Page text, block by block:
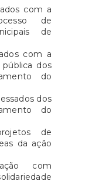
com a
de
de
com a
pública dos
do
dos
do
de
da ação
com